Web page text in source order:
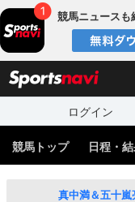
競馬ニュースも
ログイン
競馬トップ 日程・
真中満＆五十嵐